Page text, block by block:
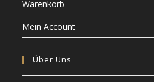
Warenkorb
Mein Account
Über Uns